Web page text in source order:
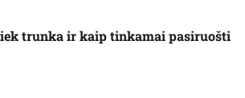
trunka ir kaip tinkamai pasiruošti